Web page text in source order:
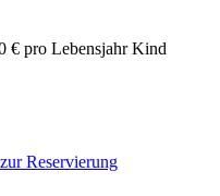
€ pro Lebensjahr Kind
Reservierung